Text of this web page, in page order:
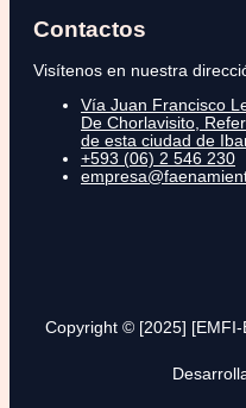
Contactos
Visítenos en nuestra
Vía Juan Francisco
De Chorlavisito,
de esta ciudad de
+593 (06) 2 546 230
Copyright © [2025] [EMFI-